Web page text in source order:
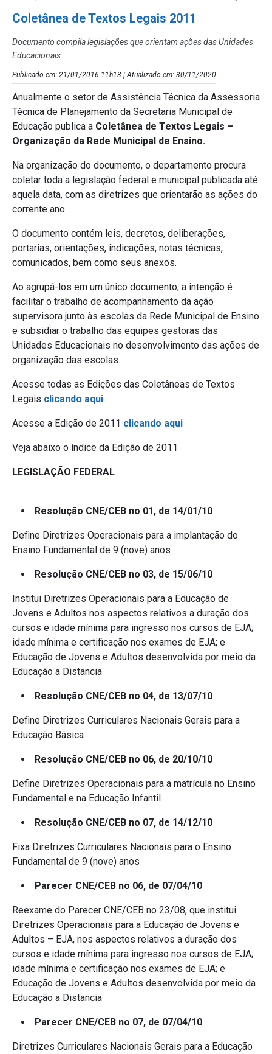
Coletânea de Textos Legais 2011
Documento compila legislações que orientam ações das Unidades
Educacionais
Publicado em: 21/01/2016 11h13 | Atualizado em: 30/11/2020
Anualmente o setor de Assistência Técnica da Assessoria
Técnica de Planejamento da Secretaria Municipal de
Educação publica a Coletânea de Textos Legais –
Organização da Rede Municipal de Ensino.
Na organização do documento, o departamento procura
coletar toda a legislação federal e municipal publicada até
aquela data, com as diretrizes que orientarão as ações do
corrente ano.
O documento contém leis, decretos, deliberações,
portarias, orientações, indicações, notas técnicas,
comunicados, bem como seus anexos.
Ao agrupá-los em um único documento, a intenção é
facilitar o trabalho de acompanhamento da ação
supervisora junto às escolas da Rede Municipal de Ensino
e subsidiar o trabalho das equipes gestoras das
Unidades Educacionais no desenvolvimento das ações de
organização das escolas.
Acesse todas as Edições das Coletâneas de Textos
Legais clicando aqui
Acesse a Edição de 2011 clicando aqui
Veja abaixo o índice da Edição de 2011
LEGISLAÇÃO FEDERAL
Resolução CNE/CEB no 01, de 14/01/10
Define Diretrizes Operacionais para a implantação do
Ensino Fundamental de 9 (nove) anos
Resolução CNE/CEB no 03, de 15/06/10
Institui Diretrizes Operacionais para a Educação de
Jovens e Adultos nos aspectos relativos a duração dos
cursos e idade mínima para ingresso nos cursos de EJA;
idade mínima e certificação nos exames de EJA; e
Educação de Jovens e Adultos desenvolvida por meio da
Educação a Distancia
Resolução CNE/CEB no 04, de 13/07/10
Define Diretrizes Curriculares Nacionais Gerais para a
Educação Básica
Resolução CNE/CEB no 06, de 20/10/10
Define Diretrizes Operacionais para a matrícula no Ensino
Fundamental e na Educação Infantil
Resolução CNE/CEB no 07, de 14/12/10
Fixa Diretrizes Curriculares Nacionais para o Ensino
Fundamental de 9 (nove) anos
Parecer CNE/CEB no 06, de 07/04/10
Reexame do Parecer CNE/CEB no 23/08, que institui
Diretrizes Operacionais para a Educação de Jovens e
Adultos – EJA, nos aspectos relativos a duração dos
cursos e idade mínima para ingresso nos cursos de EJA;
idade mínima e certificação nos exames de EJA; e
Educação de Jovens e Adultos desenvolvida por meio da
Educação a Distancia
Parecer CNE/CEB no 07, de 07/04/10
Diretrizes Curriculares Nacionais Gerais para a Educação